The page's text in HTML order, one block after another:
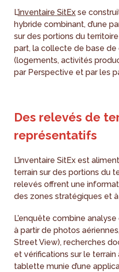
L’inventaire SitEx se
hybride combinant, d’une
sur des portions du
part, la collecte de base
(logements, activités
par Perspective et par les
Des relevés de
représentatifs
L’inventaire SitEx est
terrain sur des portions du
relevés offrent une
des zones stratégiques et
L’enquête combine
à partir de photos
Street View), recherches
et vérifications sur le terrain
tablette munie d’une